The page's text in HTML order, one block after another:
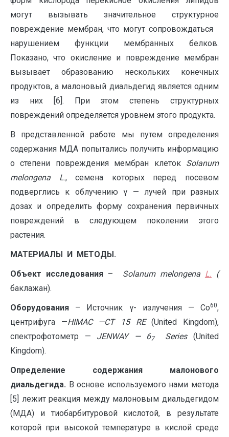
могут вызывать значительное структурное
повреждение мембран, что могут сопровождаться
нарушением функции мембранных белков.
Показано, что окисление и повреждение мембран
вызывает образованию нескольких конечных
продуктов, а малоновый диальдегид является одним
из них [6]. При этом степень структурных
повреждений определяется уровнем этого продукта.
В представленной работе мы путем определения
содержания МДА попытались получить информацию
о степени повреждения мембран клеток Solanum
melongena
L., семена которых перед посевом
подверглись к облучению γ — лучей при разных
дозах и определить форму сохранения первичных
повреждений в следующем поколении этого
растения.
МАТЕРИАЛЫ И МЕТОДЫ.
Объект исследования – Solanum melongena L. (
баклажан).
Оборудования – Источник γ- излучения — Со60,
центрифуга —HIMAC —CT 15 RE(United Kingdom),
спектрофотометр — JENWAY —67 Series(United
Kingdom).
Определение содержания малонового
диальдегида. В основе используемого нами метода
[5] лежит реакция между малоновым диальдегидом
(МДА) и тиобарбитуровой кислотой, в результате
которой при высокой температуре в кислой среде